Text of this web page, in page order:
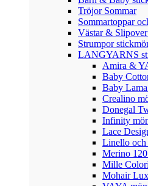
Tröjor Sommar
Sommartoppar
Västar &
Strumpor
LANGYARNS
Amira &
Baby
Baby
Crealino
Donegal
Infinity
Lace
Linello och
Merino
Mille
Mohair